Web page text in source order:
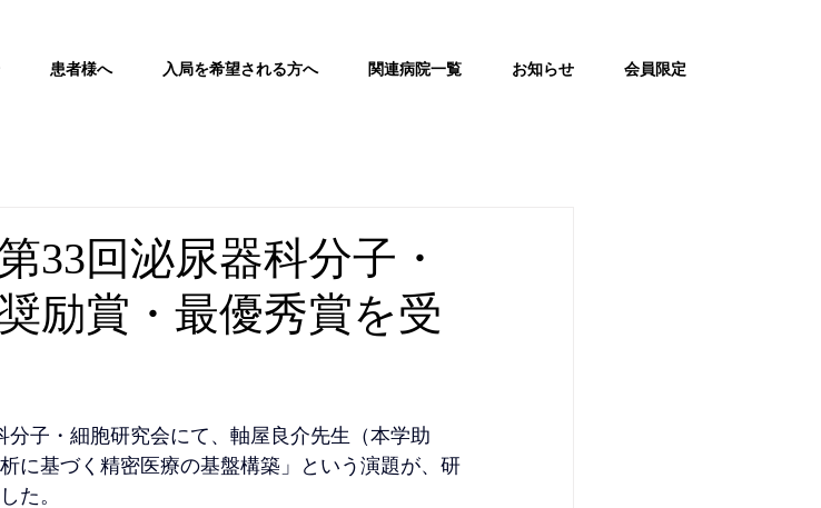
患者様へ 入局を希望される方へ 関連病院一覧 お知らせ 会員限定
33回泌尿器科分子・
励賞・最優秀賞を受
分子・細胞研究会にて、軸屋良介先生（本学助
に基づく精密医療の基盤構築」という演題が、研
た。